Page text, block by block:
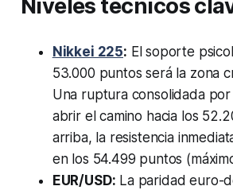
Niveles técnicos
Nikkei 225: El soporte
53.000 puntos será la zona
Una ruptura consolidada
abrir el camino hacia los
arriba, la resistencia
en los 54.499 puntos
EUR/USD: La paridad euro-